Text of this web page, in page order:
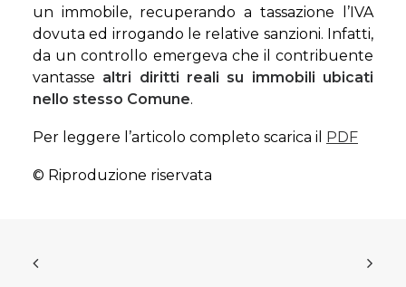
un immobile, recuperando a tassazione l’IVA
dovuta ed irrogando le relative sanzioni. Infatti,
da un controllo emergeva che il contribuente
vantasse altri diritti reali su immobili ubicati
nello stesso Comune.
Per leggere l’articolo completo scarica il PDF
© Riproduzione riservata